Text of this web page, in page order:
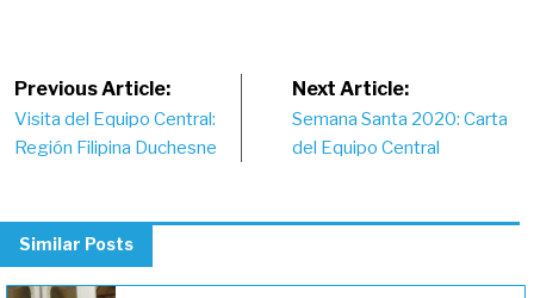
Post
navigation
Previous Article:
Visita del Equipo Central:
Región Filipina Duchesne
Next Article:
Semana Santa 2020: Carta
del Equipo Central
Similar Posts